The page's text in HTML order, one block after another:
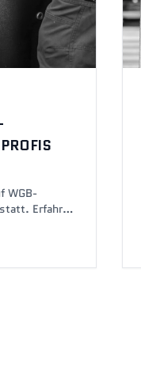
WGB-
Erfahre,
beim